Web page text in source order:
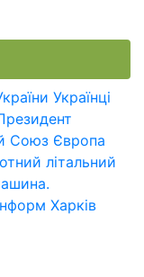
Українці
Союз Європа
літальний
Харків